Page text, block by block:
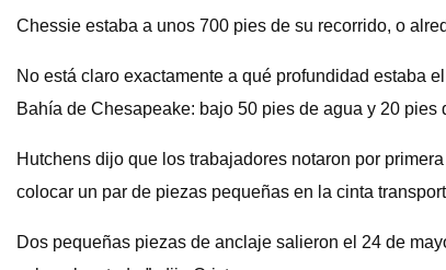
Chessie estaba a unos 700 pies de su recorrido, o
No está claro exactamente a qué profundidad estaba
Bahía de Chesapeake: bajo 50 pies de agua y 20 pies
Hutchens dijo que los trabajadores notaron por
colocar un par de piezas pequeñas en la cinta
Dos pequeñas piezas de anclaje salieron el 24 de